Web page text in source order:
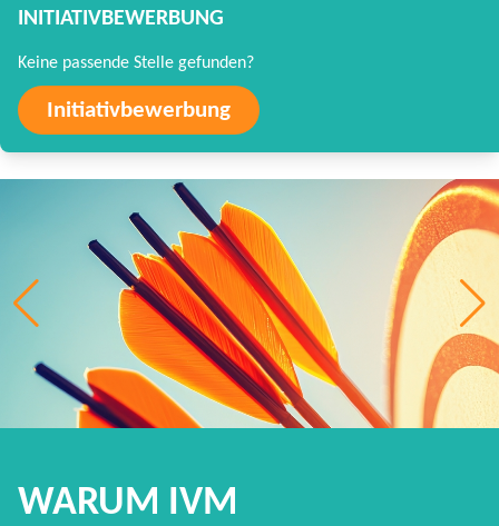
INITIATIVBEWERBUNG
Keine passende Stelle gefunden?
Initiativbewerbung
WARUM IVM